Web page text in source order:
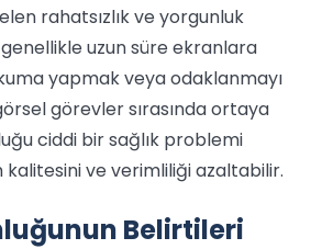
rahatsızlık ve yorgunluk
genellikle uzun süre ekranlara
yapmak veya odaklanmayı
görevler sırasında ortaya
ciddi bir sağlık problemi
ve verimliliği azaltabilir.
Belirtileri